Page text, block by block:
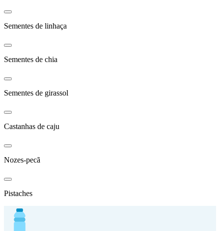
Sementes de linhaça
Sementes de chia
Sementes de girassol
Castanhas de caju
Nozes-pecã
Pistaches